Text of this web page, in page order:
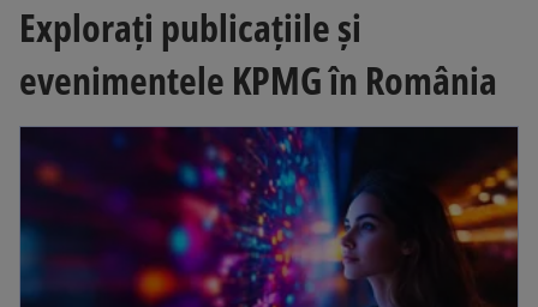
Explorați publicațiile și
evenimentele KPMG în România